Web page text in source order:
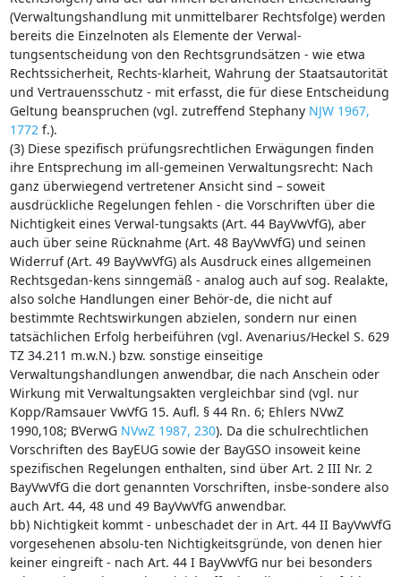
(Verwaltungshandlung mit unmittelbarer Rechtsfolge) werden
bereits die Einzelnoten als Elemente der Verwal-
tungsentscheidung von den Rechtsgrundsätzen - wie etwa
Rechtssicherheit, Rechts-klarheit, Wahrung der Staatsautorität
und Vertrauensschutz - mit erfasst, die für diese Entscheidung
Geltung beanspruchen (vgl. zutreffend Stephany NJW 1967,
1772 f.).
(3) Diese spezifisch prüfungsrechtlichen Erwägungen finden
ihre Entsprechung im all-gemeinen Verwaltungsrecht: Nach
ganz überwiegend vertretener Ansicht sind – soweit
ausdrückliche Regelungen fehlen - die Vorschriften über die
Nichtigkeit eines Verwal-tungsakts (Art. 44 BayVwVfG), aber
auch über seine Rücknahme (Art. 48 BayVwVfG) und seinen
Widerruf (Art. 49 BayVwVfG) als Ausdruck eines allgemeinen
Rechtsgedan-kens sinngemäß - analog auch auf sog. Realakte,
also solche Handlungen einer Behör-de, die nicht auf
bestimmte Rechtswirkungen abzielen, sondern nur einen
tatsächlichen Erfolg herbeiführen (vgl. Avenarius/Heckel S. 629
TZ 34.211 m.w.N.) bzw. sonstige einseitige
Verwaltungshandlungen anwendbar, die nach Anschein oder
Wirkung mit Verwaltungsakten vergleichbar sind (vgl. nur
Kopp/Ramsauer VwVfG 15. Aufl. § 44 Rn. 6; Ehlers NVwZ
1990,108; BVerwG NVwZ 1987, 230). Da die schulrechtlichen
Vorschriften des BayEUG sowie der BayGSO insoweit keine
spezifischen Regelungen enthalten, sind über Art. 2 III Nr. 2
BayVwVfG die dort genannten Vorschriften, insbe-sondere also
auch Art. 44, 48 und 49 BayVwVfG anwendbar.
bb) Nichtigkeit kommt - unbeschadet der in Art. 44 II BayVwVfG
vorgesehenen absolu-ten Nichtigkeitsgründe, von denen hier
keiner eingreift - nach Art. 44 I BayVwVfG nur bei besonders